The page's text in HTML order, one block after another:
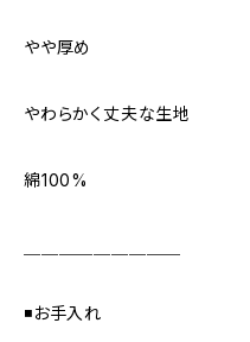
やや厚め
やわらかく丈夫な生地
綿100%
◾️お手入れ